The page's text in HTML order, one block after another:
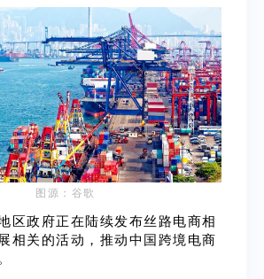
图源：谷歌
区政府正在陆续发布丝路电商相
相关的活动，推动中国跨境电商